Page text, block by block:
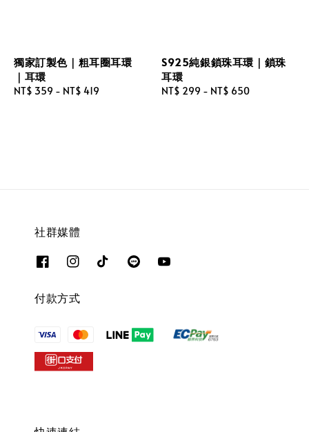
獨家訂製色｜粗耳圈耳環
｜耳環
Regular
NT$ 359 - NT$ 419
S925純銀鎖珠耳環｜鎖珠
耳環
Regular
NT$ 299 - NT$ 650
社群媒體
付款方式